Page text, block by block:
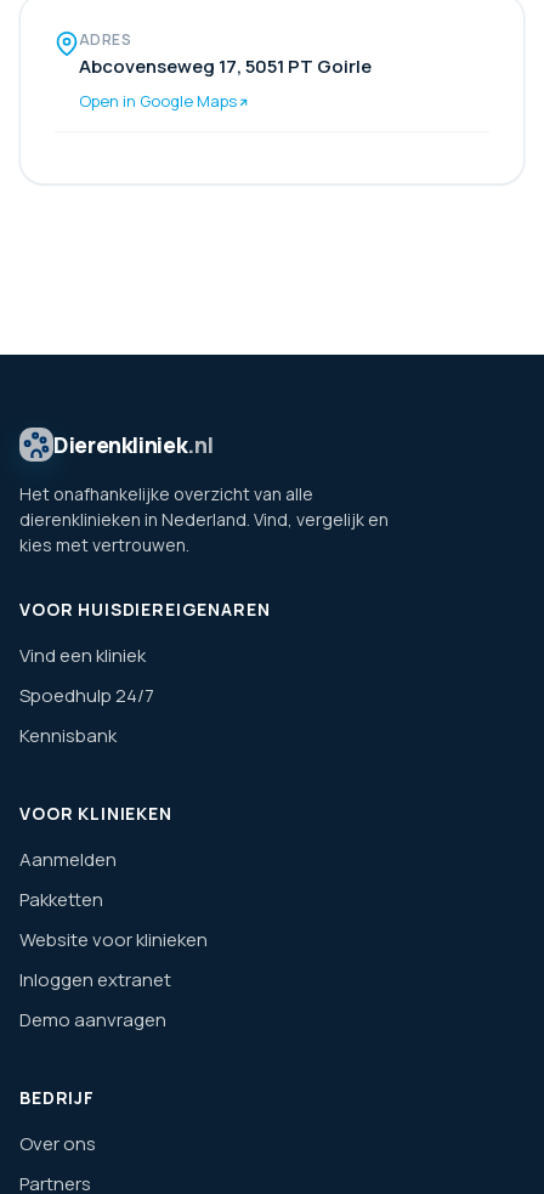
ADRES
Abcovenseweg 17, 5051 PT Goirle
Open in Google Maps
Dierenkliniek.nl
Het onafhankelijke overzicht van alle
dierenklinieken in Nederland. Vind, vergelijk en
kies met vertrouwen.
VOOR HUISDIEREIGENAREN
Vind een kliniek
Spoedhulp 24/7
Kennisbank
VOOR KLINIEKEN
Aanmelden
Pakketten
Website voor klinieken
Inloggen extranet
Demo aanvragen
BEDRIJF
Over ons
Partners